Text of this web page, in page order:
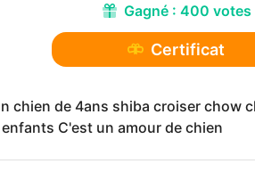
Gagné : 400 votes
Certificat
chien de 4ans shiba croiser chow
C'est un amour de chien